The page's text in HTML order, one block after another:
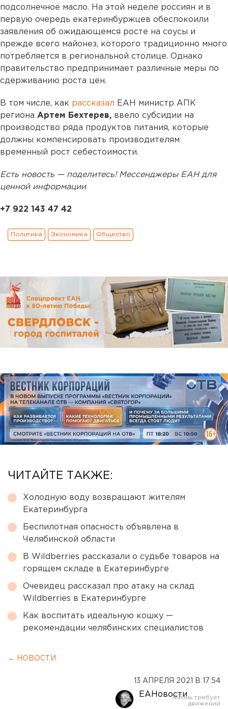
подсолнечное масло. На этой неделе россиян и в
первую очередь екатеринбуржцев обеспокоили
заявления об ожидающемся росте на соусы и
прежде всего майонез, которого традиционно много
потребляется в региональной столице. Однако
правительство предпринимает различные меры по
сдерживанию роста цен.
В том числе, как рассказал ЕАН министр АПК
региона Артем Бехтерев, ввело субсидии на
производство ряда продуктов питания, которые
должны компенсировать производителям
временный рост себестоимости.
Есть новость — поделитесь! Мессенджеры ЕАН для
ценной информации
+7 922 143 47 42
Политика Экономика Общество
ЧИТАЙТЕ ТАКЖЕ:
Холодную воду возвращают жителям
Екатеринбурга
Беспилотная опасность объявлена в
Челябинской области
В Wildberries рассказали о судьбе товаров на
горящем складе в Екатеринбурге
Очевидец рассказал про атаку на склад
Wildberries в Екатеринбурге
Как воспитать идеальную кошку —
рекомендации челябинских специалистов
← НОВОСТИ
13 АПРЕЛЯ 2021 В 17:54
ЕАНовости